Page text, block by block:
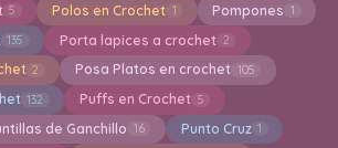
5 Polos en Crochet 1 Pompones 1
135 Porta lapices a crochet 2
2 Posa Platos en crochet 105
132 Puffs en Crochet 5
de Ganchillo 16 Punto Cruz 1